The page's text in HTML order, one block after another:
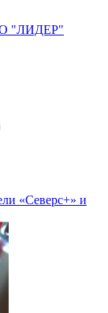
АО "ЛИДЕР"
«Северс+» и